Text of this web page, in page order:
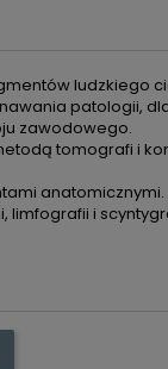
ludzkiego
patologii,
zawodowego.
tomografi i
anatomicznymi.
limfografii i